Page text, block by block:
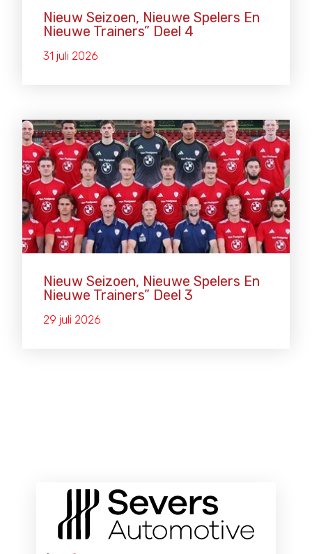
Nieuw Seizoen, Nieuwe Spelers En
Nieuwe Trainers” Deel 4
31 juli 2026
Nieuw Seizoen, Nieuwe Spelers En
Nieuwe Trainers” Deel 3
29 juli 2026
ONZE HOOFDSPONSOREN